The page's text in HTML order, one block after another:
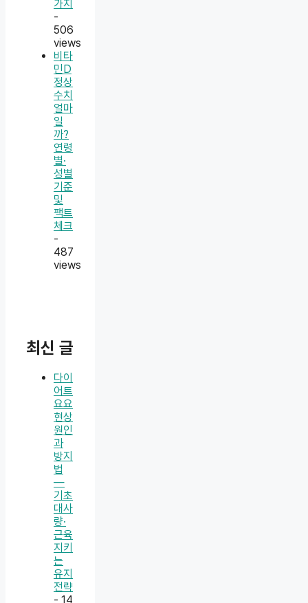
가지
-
506
views
비타
민D
정상
수치
얼마
일
까?
연령
별·
성별
기준
및
팩트
체크
-
487
views
최신 글
다이
어트
요요
현상
원인
과
방지
법
—
기초
대사
량·
근육
지키
는
유지
전략
- 14